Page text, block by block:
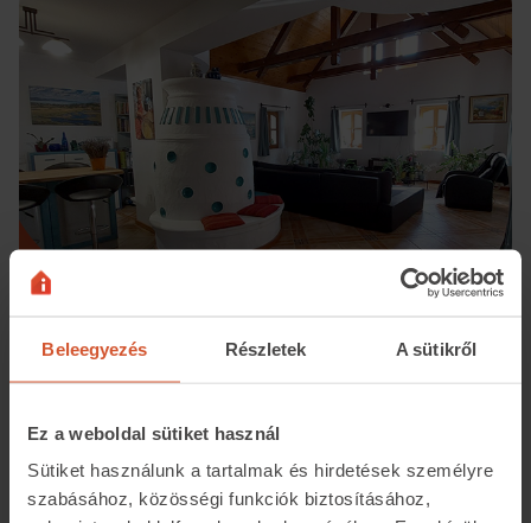
Beleegyezés Részletek A sütikről
Ez a weboldal sütiket használ
Sütiket használunk a tartalmak és hirdetések személyre
szabásához, közösségi funkciók biztosításához,
Műemléki lakás panorámával
és az oktatásról is méltán híres város ingatlankínálata is
komoly értékekkel bír. Veszprém történelmi